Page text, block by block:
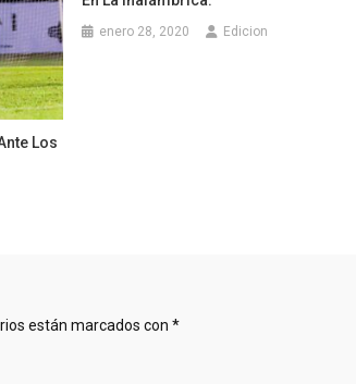
Los
enero 28, 2020 Edicion
están marcados con *